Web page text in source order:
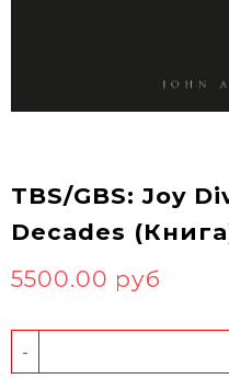
TBS/GBS: Joy
Decades
5500.00 руб
-